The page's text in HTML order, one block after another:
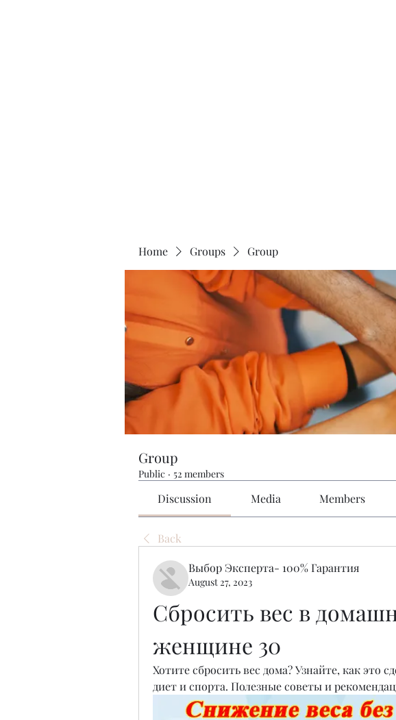
Home Groups Group
Group
Public · 52 members
Discussion Media Members
Back
Выбор Эксперта- 100% Гарантия
August 27, 2023
Сбросить вес в
женщине 30
Хотите сбросить вес дома? Узнайте, как это
диет и спорта. Полезные советы и